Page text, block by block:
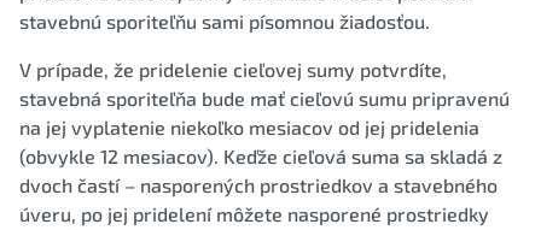
stavebnú sporiteľňu sami písomnou žiadosťou.
V prípade, že pridelenie cieľovej sumy potvrdíte,
stavebná sporiteľňa bude mať cieľovú sumu pripravenú
na jej vyplatenie niekoľko mesiacov od jej pridelenia
(obvykle 12 mesiacov). Keďže cieľová suma sa skladá z
dvoch častí – nasporených prostriedkov a stavebného
úveru, po jej pridelení môžete nasporené prostriedky